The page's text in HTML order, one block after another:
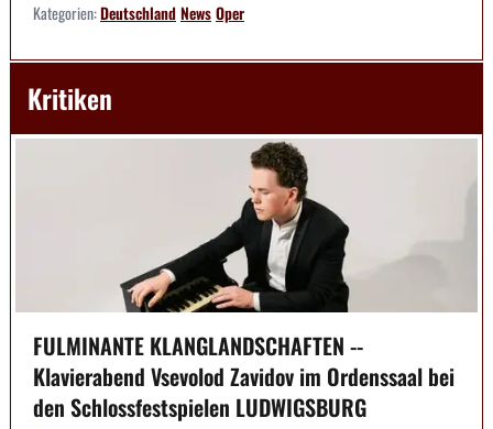
Kategorien:DeutschlandNewsOper
Kritiken
FULMINANTE KLANGLANDSCHAFTEN --
Klavierabend Vsevolod Zavidov im Ordenssaal bei
den Schlossfestspielen LUDWIGSBURG